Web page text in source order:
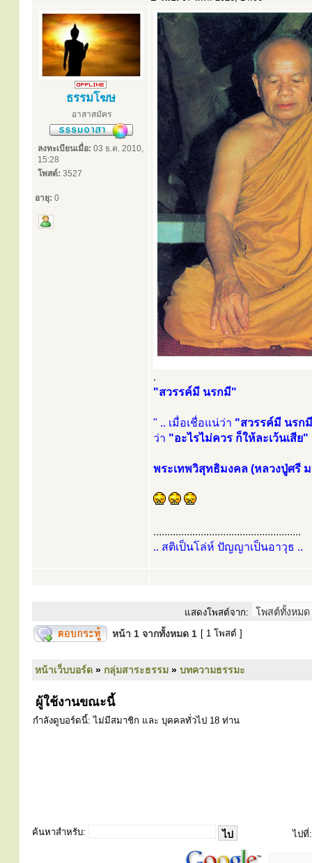
ธรรมโฆษ
อาสาสมัคร
ลงทะเบียนเมื่อ: 03 ธ.ค. 2010,
15:28
โพสต์: 3527
อายุ: 0
.
"สวรรค์มี นรกมี"
" .. เมื่อเชื่อแน่ว่า "สวรรค์มี นรก
ว่า "อะไรไม่ควร ก็ให้ละเว้นเสีย"
พระเทพวิสุทธิมงคล (หลวงปู่ศรี
.....................................................
.. สติเป็นโล่ห์ ปัญญาเป็นอาวุธ ..
แสดงโพสต์จาก:
หน้า 1 จากทั้งหมด 1 [ 1 โพสต์ ]
หน้าเว็บบอร์ด » กลุ่มสาระธรรม » บทความธรรมะ
ผู้ใช้งานขณะนี้
กำลังดูบอร์ดนี้: ไม่มีสมาชิก และ บุคคลทั่วไป 18 ท่าน
ค้นหาสำหรับ: ไปที่: